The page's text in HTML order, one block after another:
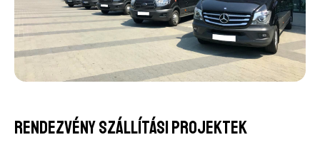
Rendezvény szállítási projektek